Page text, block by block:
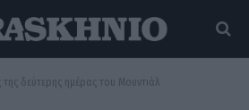
δεύτερης ημέρας του Μουντιάλ